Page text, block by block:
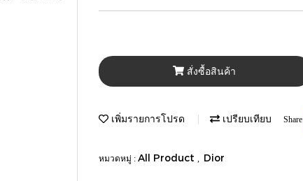
สั่งซื้อสินค้า
เพิ่มรายการโปรด เปรียบเทียบ Share
หมวดหมู่ : All Product Dior